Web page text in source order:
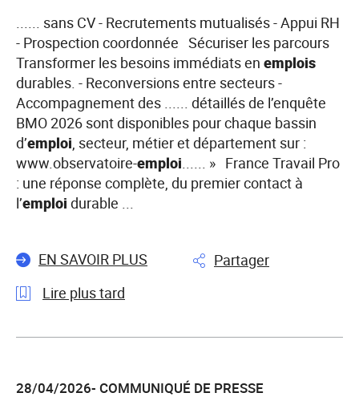
...... sans CV - Recrutements mutualisés - Appui RH
- Prospection coordonnée Sécuriser les parcours
Transformer les besoins immédiats en emplois
durables. - Reconversions entre secteurs -
Accompagnement des ...... détaillés de l’enquête
BMO 2026 sont disponibles pour chaque bassin
d’emploi, secteur, métier et département sur :
www.observatoire-emploi...... » France Travail Pro
: une réponse complète, du premier contact à
l’emploi durable ...
EN SAVOIR PLUS
Partager
Lire plus tard
l'article
Besoins
28/04/2026- COMMUNIQUÉ DE PRESSE